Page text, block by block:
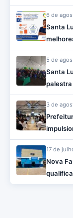
6 de
Santa
5 de
Santa
3 de
17 de
Nova